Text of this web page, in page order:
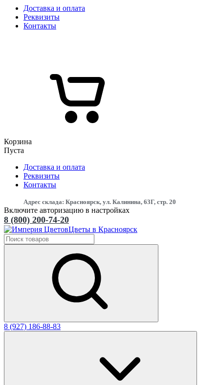
Доставка и оплата
Реквизиты
Контакты
Корзина
Пуста
Доставка и оплата
Реквизиты
Контакты
Адрес склада: Красноярск, ул. Калинина, 63Г, стр. 20
Включите авторизацию в настройках
8 (800) 200-74-20
Цветы в Красноярск
8 (927) 186-88-83